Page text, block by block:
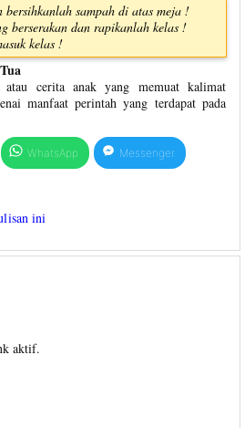
sampah di atas meja !
berserakan dan rapikanlah kelas !
kelas !
cerita anak yang memuat kalimat
manfaat perintah yang terdapat pada
WhatsApp Messenger
ini
aktif.